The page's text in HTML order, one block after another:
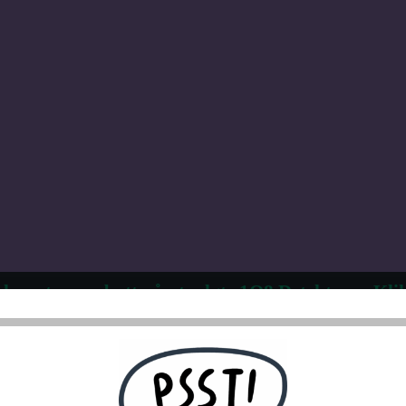
kvantumsrabatt på utvalgte 1Q8 Detektorer.